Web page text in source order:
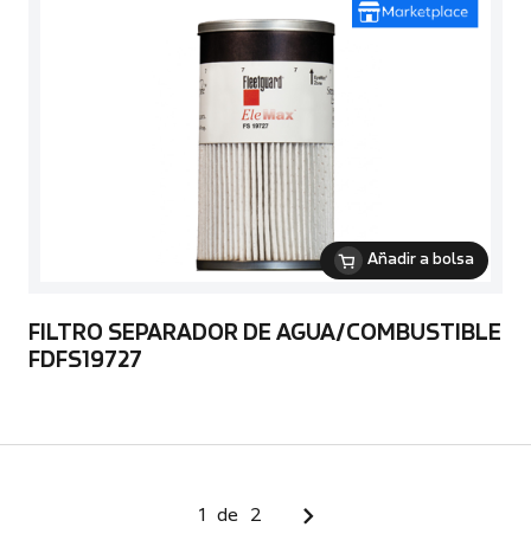
Añadir a bolsa
FILTRO SEPARADOR DE AGUA/COMBUSTIBLE
FDFS19727
1 de 2